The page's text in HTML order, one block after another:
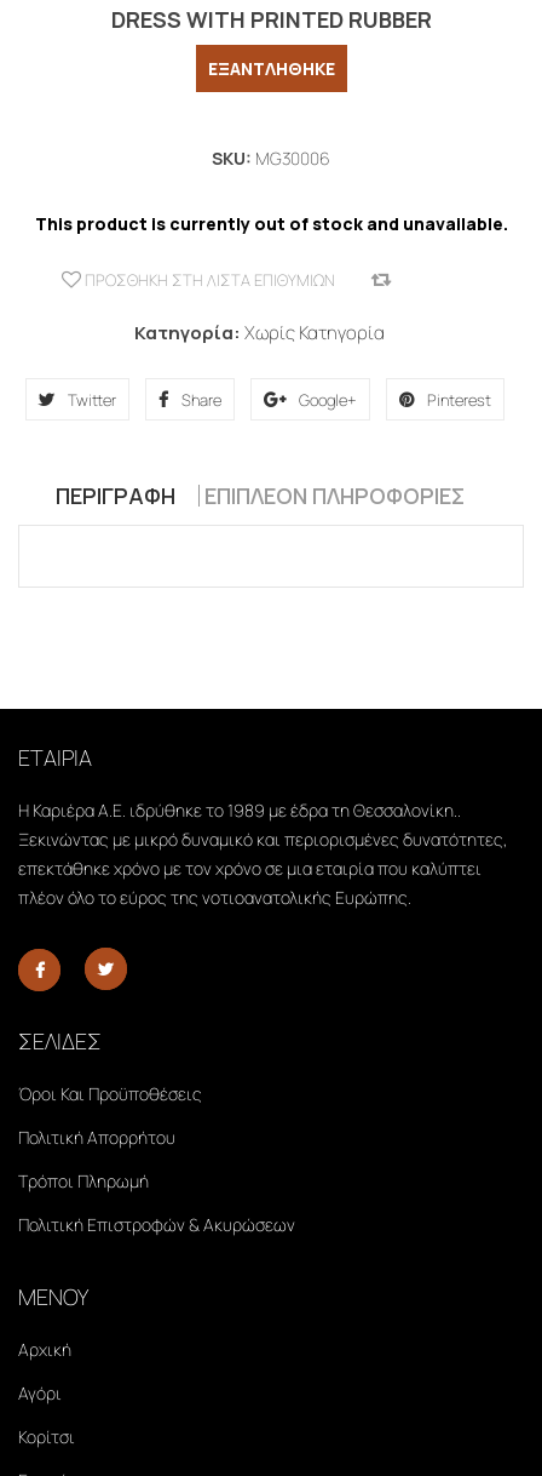
DRESS WITH PRINTED RUBBER
ΕΞΑΝΤΛΗΘΗΚΕ
SKU: MG30006
This product is currently out of stock and unavailable.
ΠΡΟΣΘΉΚΗ ΣΤΗ ΛΊΣΤΑ ΕΠΙΘΥΜΙΏΝ
Κατηγορία: Χωρίς Κατηγορία
Twitter Share Google+ Pinterest
ΠΕΡΙΓΡΑΦΉ ΕΠΙΠΛΈΟΝ ΠΛΗΡΟΦΟΡΊΕΣ
ΕΤΑΙΡΙΑ
Η Καριέρα Α.Ε. ιδρύθηκε το 1989 με έδρα τη Θεσσαλονίκη..
Ξεκινώντας με μικρό δυναμικό και περιορισμένες δυνατότητες,
επεκτάθηκε χρόνο με τον χρόνο σε μια εταιρία που καλύπτει
πλέον όλο το εύρος της νοτιοανατολικής Ευρώπης.
ΣΕΛΙΔΕΣ
Όροι Και Προϋποθέσεις
Πολιτική Απορρήτου
Τρόποι Πληρωμή
Πολιτική Επιστροφών & Ακυρώσεων
ΜΕΝΟΥ
Αρχική
Αγόρι
Κορίτσι